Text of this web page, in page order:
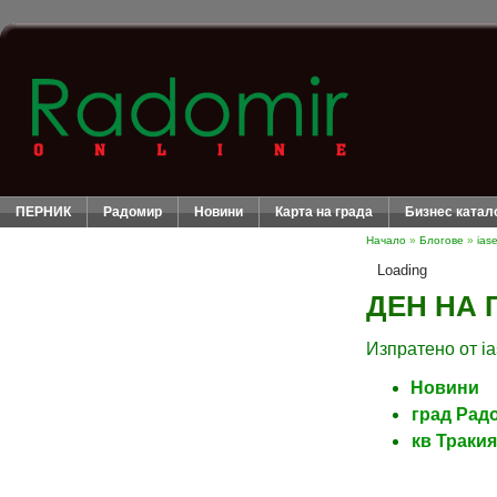
ПЕРНИК Радомир Новини Карта на града Бизнес
Начало » Блогове »
Loading
ДЕН НА
Изпратено от
Новини
град
кв Тракия